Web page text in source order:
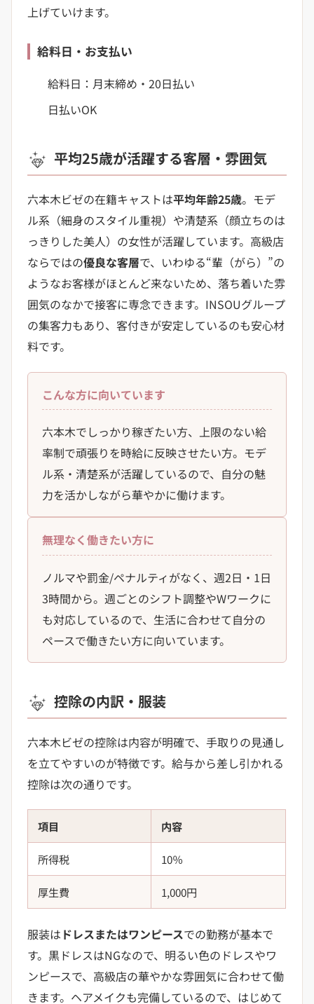
上げていけます。
給料日・お支払い
給料日：月末締め・20日払い
日払いOK
平均25歳が活躍する客層・雰囲気
六本木ビゼの在籍キャストは平均年齢25歳。モデ
ル系（細身のスタイル重視）や清楚系（顔立ちのは
っきりした美人）の女性が活躍しています。高級店
ならではの優良な客層で、いわゆる“輩（がら）”の
ようなお客様がほとんど来ないため、落ち着いた雰
囲気のなかで接客に専念できます。INSOUグループ
の集客力もあり、客付きが安定しているのも安心材
料です。
こんな方に向いています
六本木でしっかり稼ぎたい方、上限のない給
率制で頑張りを時給に反映させたい方。モデ
ル系・清楚系が活躍しているので、自分の魅
力を活かしながら華やかに働けます。
無理なく働きたい方に
ノルマや罰金/ペナルティがなく、週2日・1日
3時間から。週ごとのシフト調整やWワークに
も対応しているので、生活に合わせて自分の
ペースで働きたい方に向いています。
控除の内訳・服装
六本木ビゼの控除は内容が明確で、手取りの見通し
を立てやすいのが特徴です。給与から差し引かれる
控除は次の通りです。
項目 内容
所得税 10％
厚生費 1,000円
服装は ドレスまたはワンピースでの勤務が基本で
す。黒ドレスはNGなので、明るい色のドレスやワ
ンピースで、高級店の華やかな雰囲気に合わせて働
きます。ヘアメイクも完備しているので、はじめて